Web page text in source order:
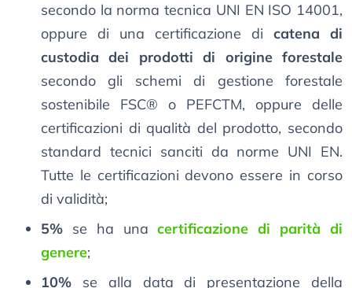
secondo la norma tecnica UNI EN ISO 14001,
oppure di una certificazione di catena di
custodia dei prodotti di origine forestale
secondo gli schemi di gestione forestale
sostenibile FSC® o PEFCTM, oppure delle
certificazioni di qualità del prodotto, secondo
standard tecnici sanciti da norme UNI EN.
Tutte le certificazioni devono essere in corso
di validità;
5% se ha unacertificazione di parità di
genere;
10% se alla data di presentazione della